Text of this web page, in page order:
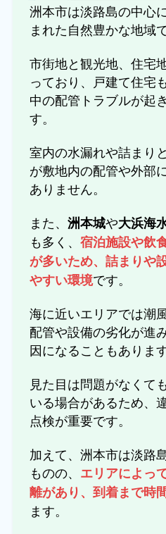
洲本市は淡路島の中心
まれた自然豊かな地域で
市街地と観光地、住宅
っており、戸建て住宅
中の配管トラブルが起
す。
室内の水漏れや詰まり
が敷地内の配管や外部
ありません。
また、洲本城や大浜海
も多く、宿泊施設や飲
が多いため、詰まりや
やすい環境です。
海に近いエリアでは潮
配管や設備の劣化が進
因になることもあります
見た目は問題がなくて
いる場合があるため、
点検が重要です。
加えて、洲本市は淡路
ものの、 エリアによっ
離があり、到着まで時
ます。